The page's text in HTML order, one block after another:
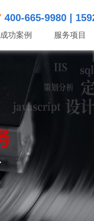
400-665-9980 |
成功案例 服务项目